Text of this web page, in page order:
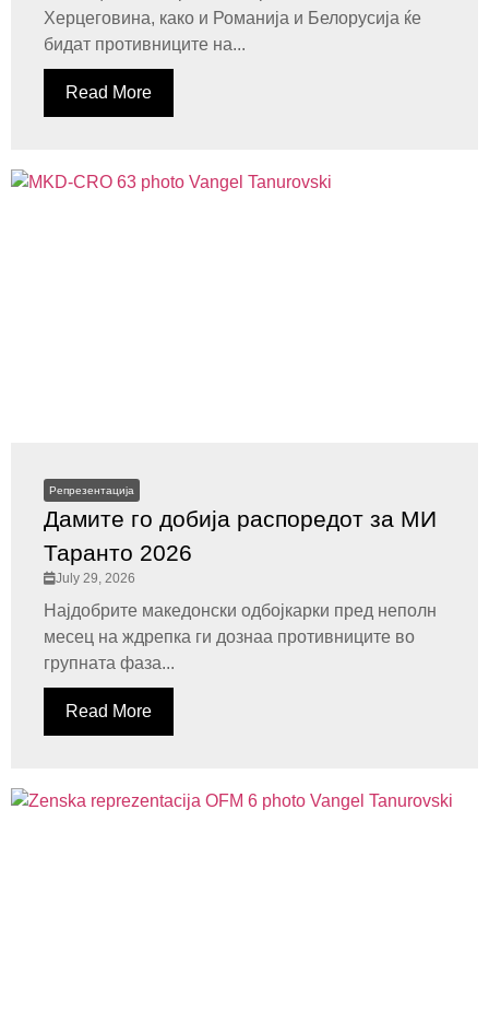
Херцеговина, како и Романија и Белорусија ќе
бидат противниците на...
Read More
Репрезентација
Дамите го добија распоредот за МИ
Таранто 2026
July 29, 2026
Најдобрите македонски одбојкарки пред неполн
месец на ждрепка ги дознаа противниците во
групната фаза...
Read More